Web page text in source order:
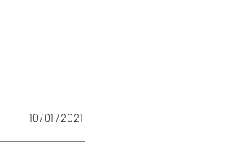
10/01/2021